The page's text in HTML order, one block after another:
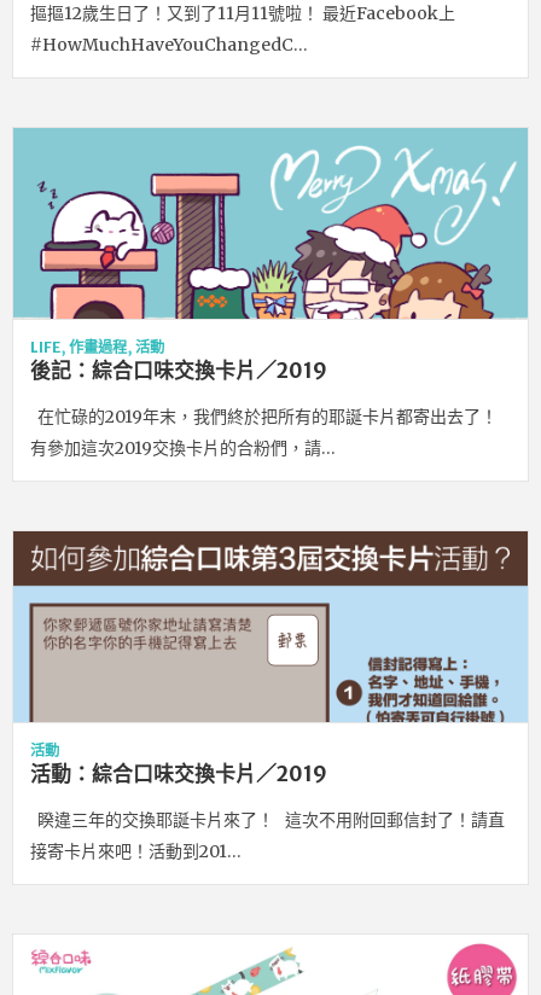
摳摳12歲生日了！又到了11月11號啦！ 最近Facebook上
#HowMuchHaveYouChangedC…
LIFE, 作畫過程, 活動
後記：綜合口味交換卡片／2019
在忙碌的2019年末，我們終於把所有的耶誕卡片都寄出去了！
有參加這次2019交換卡片的合粉們，請…
活動
活動：綜合口味交換卡片／2019
睽違三年的交換耶誕卡片來了！ 這次不用附回郵信封了！請直
接寄卡片來吧！活動到201…